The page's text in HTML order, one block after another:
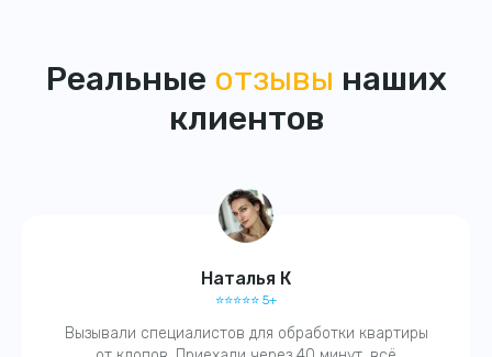
Реальные отзывы наших
клиентов
Наталья К
⭐️⭐️⭐️⭐️⭐️ 5+
Вызывали специалистов для обработки квартиры